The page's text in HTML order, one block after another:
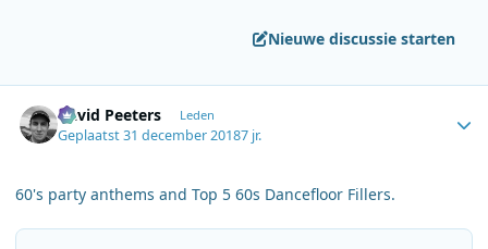
Nieuwe discussie starten
David Peeters Leden
Geplaatst31 december 20187 jr.
60's party anthems and Top 5 60s Dancefloor Fillers.